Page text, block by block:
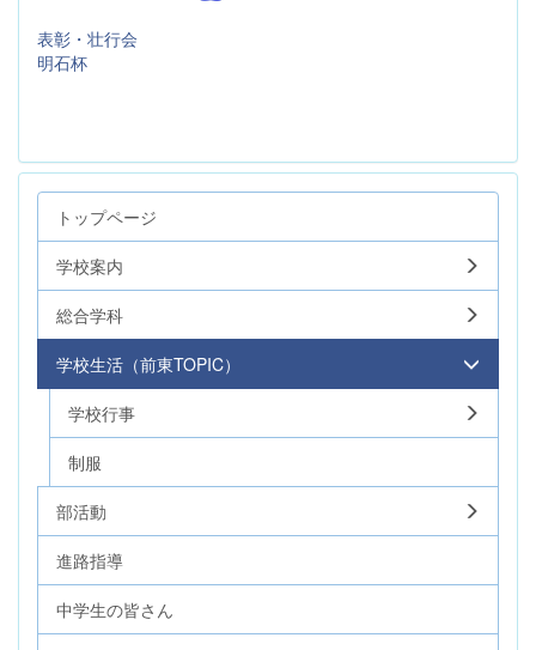
表彰・壮行会
明石杯
トップページ
学校案内
総合学科
学校生活（前東TOPIC）
学校行事
制服
部活動
進路指導
中学生の皆さん